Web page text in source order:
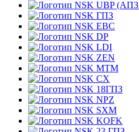
UBP
ГПЗ
EBC
DP
LDI
ZEN
MTM
CX
18ГПЗ
NPZ
SXM
KOFK